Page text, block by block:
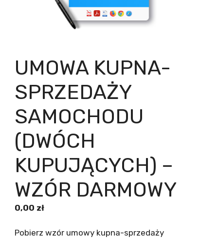
UMOWA KUPNA-
SPRZEDAŻY
SAMOCHODU
(DWÓCH
KUPUJĄCYCH) –
WZÓR DARMOWY
0,00 zł
Pobierz wzór umowy kupna-sprzedaży